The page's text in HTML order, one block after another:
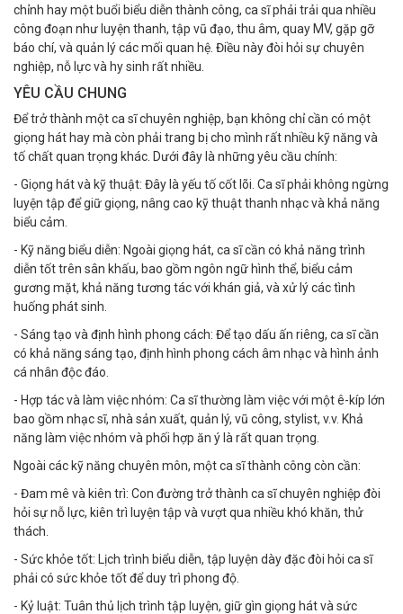
chỉnh hay một buổi biểu diễn thành công, ca sĩ phải trải qua nhiều
công đoạn như luyện thanh, tập vũ đạo, thu âm, quay MV, gặp gỡ
báo chí, và quản lý các mối quan hệ. Điều này đòi hỏi sự chuyên
nghiệp, nỗ lực và hy sinh rất nhiều.
YÊU CẦU CHUNG
Để trở thành một ca sĩ chuyên nghiệp, bạn không chỉ cần có một
giọng hát hay mà còn phải trang bị cho mình rất nhiều kỹ năng và
tố chất quan trọng khác. Dưới đây là những yêu cầu chính:
- Giọng hát và kỹ thuật: Đây là yếu tố cốt lõi. Ca sĩ phải không ngừng
luyện tập để giữ giọng, nâng cao kỹ thuật thanh nhạc và khả năng
biểu cảm.
- Kỹ năng biểu diễn: Ngoài giọng hát, ca sĩ cần có khả năng trình
diễn tốt trên sân khấu, bao gồm ngôn ngữ hình thể, biểu cảm
gương mặt, khả năng tương tác với khán giả, và xử lý các tình
huống phát sinh.
- Sáng tạo và định hình phong cách: Để tạo dấu ấn riêng, ca sĩ cần
có khả năng sáng tạo, định hình phong cách âm nhạc và hình ảnh
cá nhân độc đáo.
- Hợp tác và làm việc nhóm: Ca sĩ thường làm việc với một ê-kíp lớn
bao gồm nhạc sĩ, nhà sản xuất, quản lý, vũ công, stylist, v.v. Khả
năng làm việc nhóm và phối hợp ăn ý là rất quan trọng.
Ngoài các kỹ năng chuyên môn, một ca sĩ thành công còn cần:
- Đam mê và kiên trì: Con đường trở thành ca sĩ chuyên nghiệp đòi
hỏi sự nỗ lực, kiên trì luyện tập và vượt qua nhiều khó khăn, thử
thách.
- Sức khỏe tốt: Lịch trình biểu diễn, tập luyện dày đặc đòi hỏi ca sĩ
phải có sức khỏe tốt để duy trì phong độ.
- Kỷ luật: Tuân thủ lịch trình tập luyện, giữ gìn giọng hát và sức